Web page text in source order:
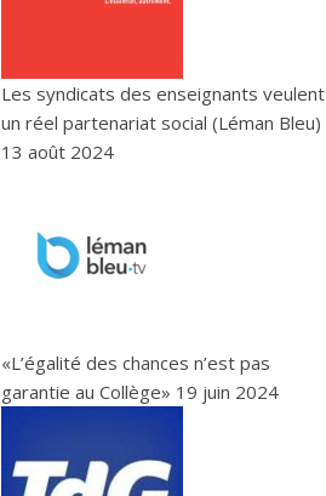
Les syndicats des enseignants veulent
un réel partenariat social (Léman Bleu)
13 août 2024
«L’égalité des chances n’est pas
garantie au Collège» 19 juin 2024